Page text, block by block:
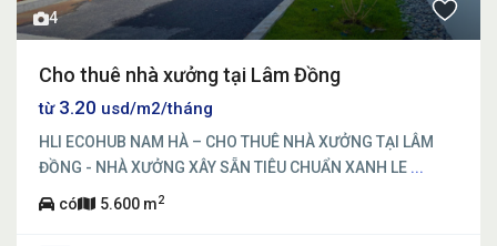
4
Cho thuê nhà xưởng tại Lâm Đồng
từ3.20 usd/m2/tháng
HLI ECOHUB NAM HÀ – CHO THUÊ NHÀ XƯỞNG TẠI LÂM
ĐỒNG - NHÀ XƯỞNG XÂY SẴN TIÊU CHUẨN XANH LE ...
có 5.600 m2